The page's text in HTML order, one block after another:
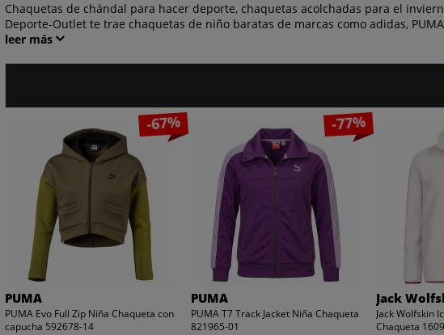
Chaquetas de chándal para hacer deporte, chaquetas acolchadas para el
Deporte-Outlet te trae chaquetas de niño baratas de marcas como adidas,
leer más
-67%
PUMA
PUMA Evo Full Zip Niña Chaqueta con
capucha 592678-14
-77%
PUMA
PUMA T7 Track Jacket Niña Chaqueta
821965-01
Jack
Jack Wolfskin
Chaqueta